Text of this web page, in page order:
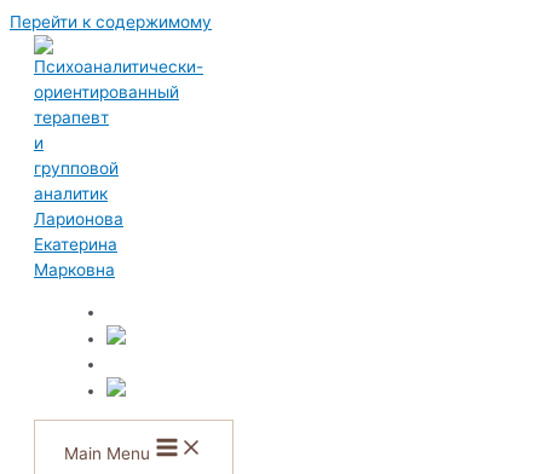
Перейти к содержимому
Main Menu